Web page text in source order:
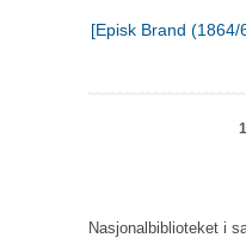
[Episk Brand (1864/
Nasjonalbiblioteket i